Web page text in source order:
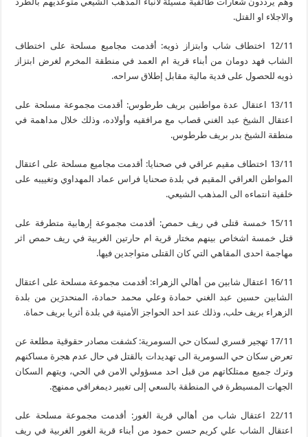
والاجلاء او القتل.
12/11 اختطاف شاب وابتزاز ذويه: أقدمت مجاميع مسلحة على اختطاف
الشاب فهد دومان من أبناء قرية ام العمد في منطقة المخرم لغرض ابتزاز
ذويه للحصول على فدية مالية مقابل إطلاق سراحه.
13/11 اعتقال عدة مواطنين بريف طرطوس: أقدمت مجموعة مسلحة على
اعتقال الشيخ عبد الغني قصاب مع مرافقيه وأولاده، وذلك خلال مداهمة في
منطقة الشيخ بدر بريف طرطوس.
13/11 اختطاف مقيم عراقي في صحنايا: أقدمت مجاميع مسلحة على اعتقال
المواطن العراقي المقيم في بلدة صحنايا فراس عماد المهداوي وتغييبه على
خلفية انتماءه الى المذهب الشيعي.
15/11 خمسة قتلى في ريف حمص: أقدمت مجموعة إرهابية متطرفة على
قتل خمسة اشخاص بينهم مختار قرية ام حارتين الغربية في ريف حمص اثر
مهاجمة احدى المقاهي التي كان القتلى متواجدين فيها.
16/11 اعتقال شابين من أهالي الزهراء: أقدمت مجموعة مسلحة على اعتقال
الشابين حسين عبد الغني حمادة وعلي محمد حمادة، المنحدرَين من بلدة
الزهراء بريف حلب، وذلك عند احد الحواجز الأمنية في بلدة أثريا بريف حماة.
17/11 تهجير قسري لسكان حي السومرية: كشفت مصادر حقوقية مطلعة عن
تعرض سكان حي السومرية الى تهديدات بالقتل في حال عدم هجرة مساكنهم
وترك جميع ممتلكاتهم من قبل احد مسؤولي الامن في الحي، ويتهم السكان
الجهات المسيطرة في المنطقة بالسعي إلى تغيير ديمغرافي ممنهج.
22/11 اعتقال شاب من أهالي قرية الغور: أقدمت مجموعة مسلحة على
اعتقال الشاب علي كريم حسن حمود من أبناء قرية الغور الغربية في ريف